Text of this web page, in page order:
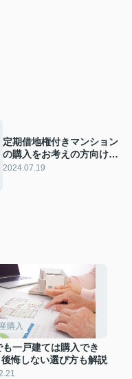
定期借地権付きマンション
の購入をお考えの方向け！
メリットもご紹介
2024.07.19
購入
一戸建ては購入でき
悔しない選び方も解説